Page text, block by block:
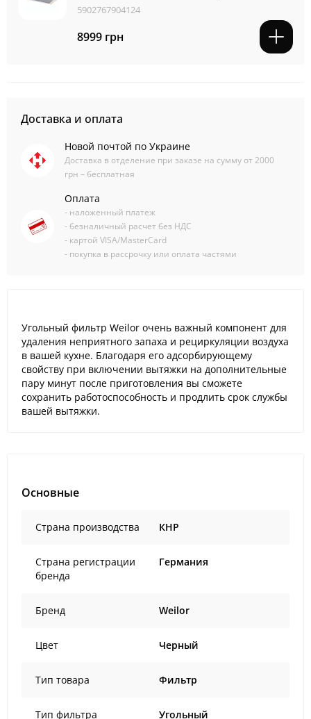
5902767904124
8999 грн
Доставка и оплата
Новой почтой по Украине
Доставка в отделение при заказе на сумму от 2000
грн – бесплатная
Оплата
- наложенный платеж
- безналичный расчет без НДС
- картой VISA/MasterCard
- покупка в рассрочку или оплата частями
Угольный фильтр Weilor очень важный компонент для
удаления неприятного запаха и рециркуляции воздуха
в вашей кухне. Благодаря его адсорбирующему
свойству при включении вытяжки на дополнительные
пару минут после приготовления вы сможете
сохранить работоспособность и продлить срок службы
вашей вытяжки.
Основные
Страна производства КНР
Страна регистрации
бренда
Германия
Бренд Weilor
Цвет Черный
Тип товара Фильтр
Тип фильтра Угольный